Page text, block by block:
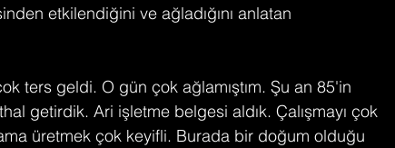
etkilendiğini ve ağladığını anlatan
ters geldi. O gün çok ağlamıştım. Şu an 85'in
getirdik. Ari işletme belgesi aldık. Çalışmayı çok
üretmek çok keyifli. Burada bir doğum olduğu